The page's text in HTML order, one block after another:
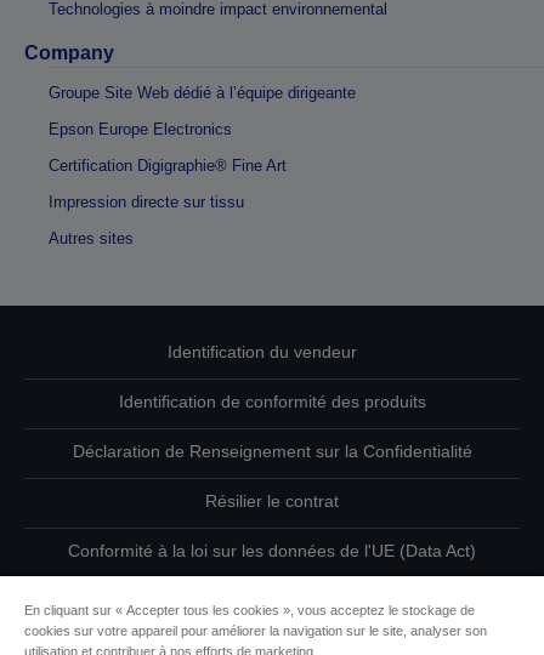
Technologies à moindre impact environnemental
Company
Groupe Site Web dédié à l’équipe dirigeante
Epson Europe Electronics
Certification Digigraphie® Fine Art
Impression directe sur tissu
Autres sites
Identification du vendeur
Identification de conformité des produits
Déclaration de Renseignement sur la Confidentialité
Résilier le contrat
Conformité à la loi sur les données de l'UE (Data Act)
Informations sur les cookies
En cliquant sur « Accepter tous les cookies », vous acceptez le stockage de
cookies sur votre appareil pour améliorer la navigation sur le site, analyser son
utilisation et contribuer à nos efforts de marketing.